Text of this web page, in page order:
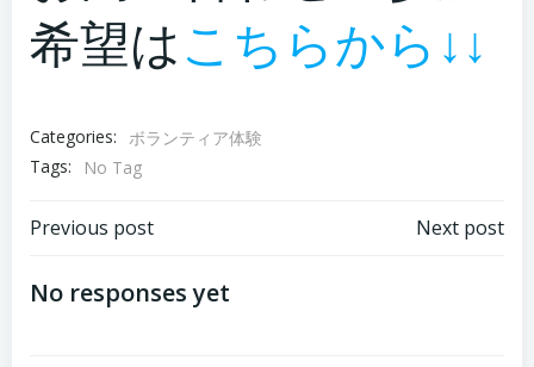
希望はこちらから↓↓
Categories:
ボランティア体験
Tags:
No Tag
Post
navigation
Previous post Next post
No responses yet